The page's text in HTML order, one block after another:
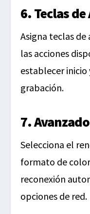
6. Teclas
Asigna teclas de
las acciones
establecer inicio
grabación.
7. Avanzado
Selecciona el
formato de
reconexión
opciones de red.